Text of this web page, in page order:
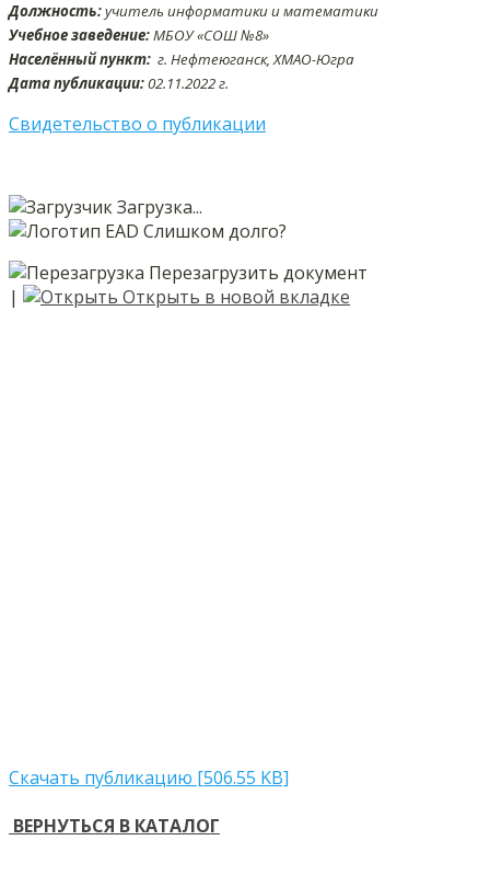
Должность:учитель информатики и математики
Учебное заведение:МБОУ «СОШ №8»
Населённый пункт: г. Нефтеюганск, ХМАО-Югра
Дата публикации:02.11.2022 г.
Свидетельство о публикации
Загрузка...
Слишком долго?
Перезагрузить документ
|
Открыть в новой вкладке
Скачать публикацию [506.55 KB]
ВЕРНУТЬСЯ В КАТАЛОГ